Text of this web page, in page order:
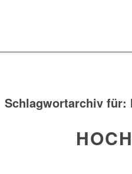
Schlagwortarchiv für: